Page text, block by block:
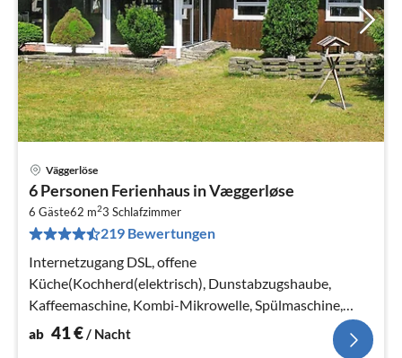
Väggerlöse
6 Personen Ferienhaus in Væggerløse
6 Gäste62 m23 Schlafzimmer
219 Bewertungen
Internetzugang DSL, offene
Küche(Kochherd(elektrisch), Dunstabzugshaube,
Kaffeemaschine, Kombi-Mikrowelle, Spülmaschine,
Kühlschrank(+ Gefrierfach))
ab 41€/ Nacht